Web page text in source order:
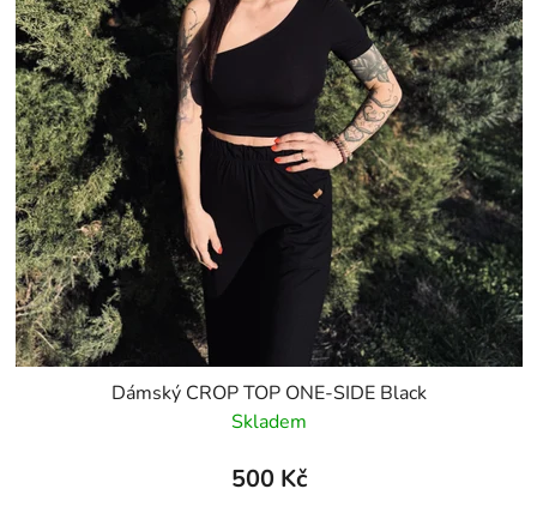
Dámský CROP TOP ONE-SIDE Black
Skladem
500 Kč